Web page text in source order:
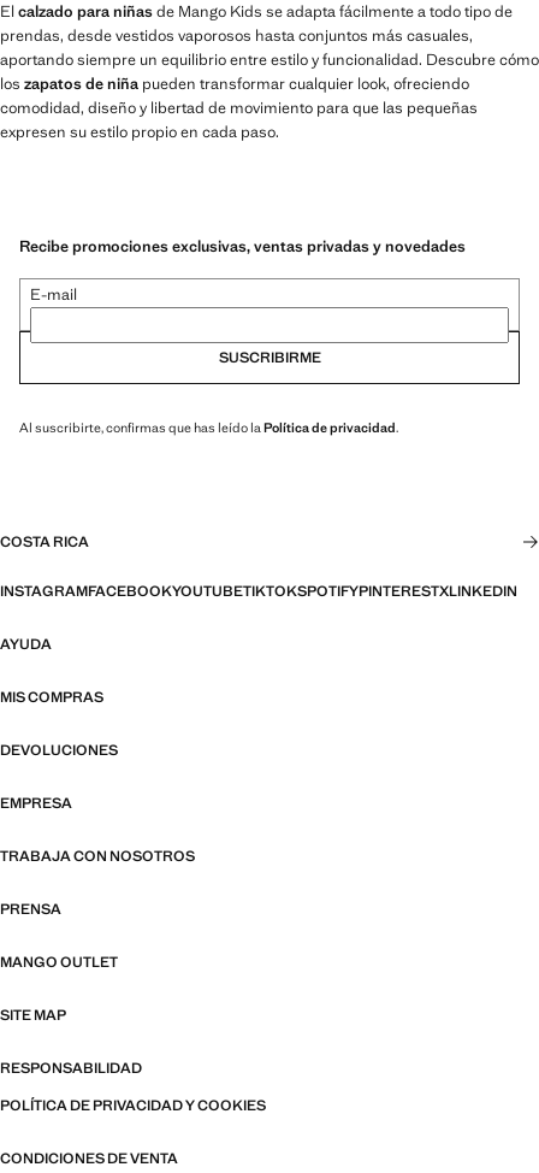
El calzado para niñasde Mango Kids se adapta fácilmente a todo tipo de
prendas, desde vestidos vaporosos hasta conjuntos más casuales,
aportando siempre un equilibrio entre estilo y funcionalidad. Descubre cómo
los zapatos de niña pueden transformar cualquier look, ofreciendo
comodidad, diseño y libertad de movimiento para que las pequeñas
expresen su estilo propio en cada paso.
Recibe promociones exclusivas, ventas privadas y novedades
E-mail
SUSCRIBIRME
Al suscribirte, confirmas que has leído la Política de privacidad.
COSTA RICA
INSTAGRAMFACEBOOKYOUTUBETIKTOKSPOTIFYPINTERESTXLINKEDIN
AYUDA
MIS COMPRAS
DEVOLUCIONES
EMPRESA
TRABAJA CON NOSOTROS
PRENSA
MANGO OUTLET
SITE MAP
RESPONSABILIDAD
POLÍTICA DE PRIVACIDAD Y COOKIES
CONDICIONES DE VENTA